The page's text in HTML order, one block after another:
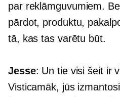
par reklāmguvumiem.
pārdot, produktu,
tā, kas tas varētu būt.
Jesse: Un tie visi šeit ir
Visticamāk, jūs